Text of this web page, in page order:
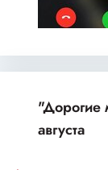
"Дорогие
августа